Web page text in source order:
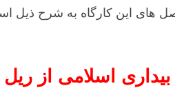
های این کارگاه به شرح ذیل
بیداری اسلامی از